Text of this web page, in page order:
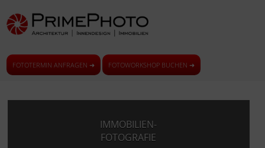
FOTOTERMIN ANFRAGEN ➜ FOTOWORKSHOP BUCHEN ➜
IMMOBILIEN-
FOTOGRAFIE